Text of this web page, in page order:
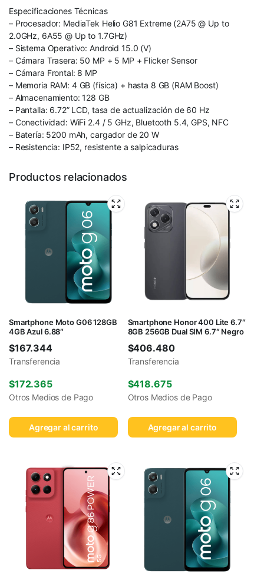
Especificaciones Técnicas
– Procesador: MediaTek Helio G81 Extreme (2A75 @ Up to
2.0GHz, 6A55 @ Up to 1.7GHz)
– Sistema Operativo: Android 15.0 (V)
– Cámara Trasera: 50 MP + 5 MP + Flicker Sensor
– Cámara Frontal: 8 MP
– Memoria RAM: 4 GB (física) + hasta 8 GB (RAM Boost)
– Almacenamiento: 128 GB
– Pantalla: 6.72” LCD, tasa de actualización de 60 Hz
– Conectividad: WiFi 2.4 / 5 GHz, Bluetooth 5.4, GPS, NFC
– Batería: 5200 mAh, cargador de 20 W
– Resistencia: IP52, resistente a salpicaduras
Productos relacionados
Smartphone Moto G06 128GB
4GB Azul 6.88″
$167.344
Transferencia
$172.365
Otros Medios de Pago
Agregar al carrito
Smartphone Honor 400 Lite 6.7″
8GB 256GB Dual SIM 6.7″ Negro
$406.480
Transferencia
$418.675
Otros Medios de Pago
Agregar al carrito